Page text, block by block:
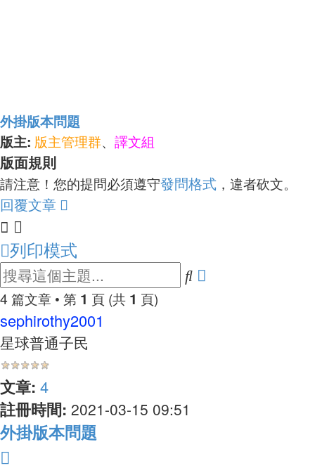
外掛版本問題
版主: 版主管理群、 譯文組
版面規則
請注意！您的提問必須遵守發問格式 ，違者砍文。
回覆文章
列印模式
搜
4 篇文章 • 第 1 頁 (共 1 頁)
sephirothy2001
星球普通子民
文章: 4
註冊時間: 2021-03-15 09:51
外掛版本問題